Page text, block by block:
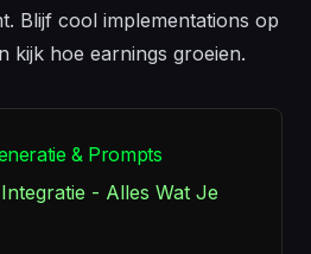
Blijf cool implementations op
kijk hoe earnings groeien.
& Prompts
- Alles Wat Je